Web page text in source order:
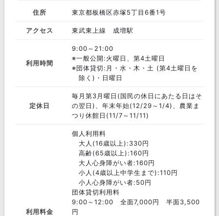
住所 東京都板橋区赤塚5丁目6番1号
アクセス 東武東上線 成増駅
利用時間
9:00～21:00
※一般公開:火曜日、第4土曜日
※団体貸切:月・水・木・土 (第4土曜日を
除く)・日曜日
定休日
毎月第3月曜日(国民の休日にあたる日はそ
の翌日)、年末年始(12/29～1/4)、農業ま
つり休館日(11/7～11/11)
利用料金
個人利用料
大人(16歳以上):330円
高齢(65歳以上):160円
大人心身障がい者:160円
小人(4歳以上中学生まで):110円
小人心身障がい者:50円
団体貸切利用料
9:00～12:00 全面7,000円 半面3,500
円